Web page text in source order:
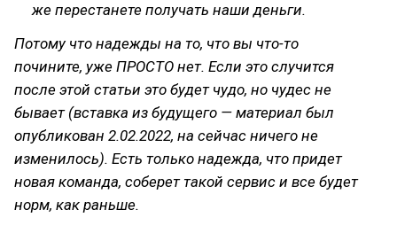
же перестанете получать наши деньги.
Потому что надежды на то, что вы что-то
почините, уже ПРОСТО нет. Если это случится
после этой статьи это будет чудо, но чудес не
бывает (вставка из будущего — материал был
опубликован 2.02.2022, на сейчас ничего не
изменилось). Есть только надежда, что придет
новая команда, соберет такой сервис и все будет
норм, как раньше.